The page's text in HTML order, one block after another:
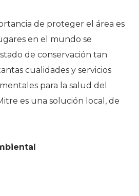
de proteger el área es
en el mundo se
de conservación tan
cualidades y servicios
para la salud del
es una solución local, de